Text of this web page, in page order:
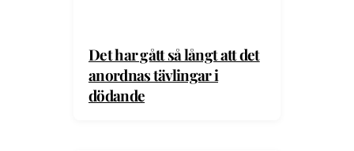
Det har gått så långt att det
anordnas tävlingar i
dödande